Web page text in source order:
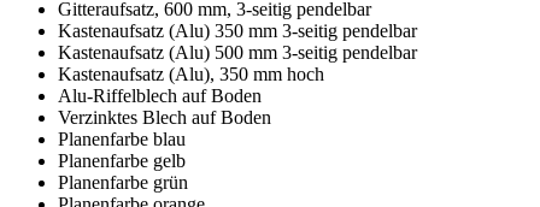
Gitteraufsatz, 600 mm, 3-seitig pendelbar
Kastenaufsatz (Alu) 350 mm 3-seitig pendelbar
Kastenaufsatz (Alu) 500 mm 3-seitig pendelbar
Kastenaufsatz (Alu), 350 mm hoch
Alu-Riffelblech auf Boden
Verzinktes Blech auf Boden
Planenfarbe blau
Planenfarbe gelb
Planenfarbe grün